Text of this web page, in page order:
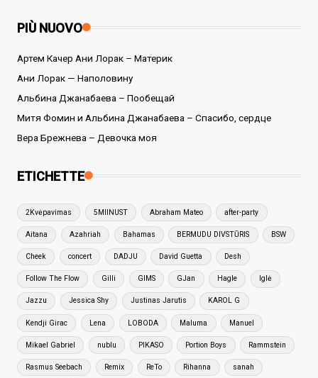
PIÙ NUOVO
Артем Качер Ани Лорак – Материк
Ани Лорак — Наполовину
Альбина Джанабаева – Пообещай
Митя Фомин и Альбина Джанабаева – Спасибо, сердце
Вера Брежнева – Девочка моя
ETICHETTE
2Kvėpavimas 5MIINUST Abraham Mateo after-party
Aitana Azahriah Bahamas BERMUDU DIVSTŪRIS BSW
Cheek concert DADJU David Guetta Desh
Follow The Flow Gilli GIMS GJan Hagle Iglė
Jazzu Jessica Shy Justinas Jarutis KAROL G
Kendji Girac Lena LOBODA Maluma Manuel
Mikael Gabriel nublu PIKASO Portion Boys Rammstein
Rasmus Seebach Remix ReTo Rihanna sanah